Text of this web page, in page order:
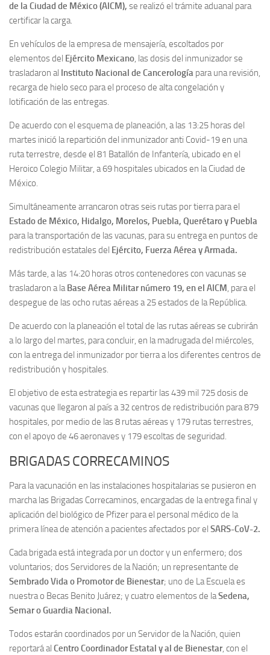
de la Ciudad de México (AICM), se realizó el trámite aduanal para
certificar la carga.
En vehículos de la empresa de mensajería, escoltados por
elementos del Ejército Mexicano, las dosis del inmunizador se
trasladaron al Instituto Nacional de Cancerología para una revisión,
recarga de hielo seco para el proceso de alta congelación y
lotificación de las entregas.
De acuerdo con el esquema de planeación, a las 13:25 horas del
martes inició la repartición del inmunizador anti Covid-19 en una
ruta terrestre, desde el 81 Batallón de Infantería, ubicado en el
Heroico Colegio Militar, a 69 hospitales ubicados en la Ciudad de
México.
Simultáneamente arrancaron otras seis rutas por tierra para el
Estado de México, Hidalgo, Morelos, Puebla, Querétaro y Puebla
para la transportación de las vacunas, para su entrega en puntos de
redistribución estatales del Ejército, Fuerza Aérea y Armada.
Más tarde, a las 14:20 horas otros contenedores con vacunas se
trasladaron a laBase Aérea Militar número 19, en el AICM, para el
despegue de las ocho rutas aéreas a 25 estados de la República.
De acuerdo con la planeación el total de las rutas aéreas se cubrirán
a lo largo del martes, para concluir, en la madrugada del miércoles,
con la entrega del inmunizador por tierra a los diferentes centros de
redistribución y hospitales.
El objetivo de esta estrategia es repartir las 439 mil 725 dosis de
vacunas que llegaron al país a 32 centros de redistribución para 879
hospitales, por medio de las 8 rutas aéreas y 179 rutas terrestres,
con el apoyo de 46 aeronaves y 179 escoltas de seguridad.
BRIGADAS CORRECAMINOS
Para la vacunación en las instalaciones hospitalarias se pusieron en
marcha las Brigadas Correcaminos, encargadas de la entrega final y
aplicación del biológico de Pfizer para el personal médico de la
primera línea de atención a pacientes afectados por el SARS-CoV-2.
Cada brigada está integrada por un doctor y un enfermero; dos
voluntarios; dos Servidores de la Nación; un representante de
Sembrado Vida o Promotor de Bienestar; uno de La Escuela es
nuestra o Becas Benito Juárez; y cuatro elementos de laSedena,
Semar o Guardia Nacional.
Todos estarán coordinados por un Servidor de la Nación, quien
reportará al Centro Coordinador Estatal y al de Bienestar, con el